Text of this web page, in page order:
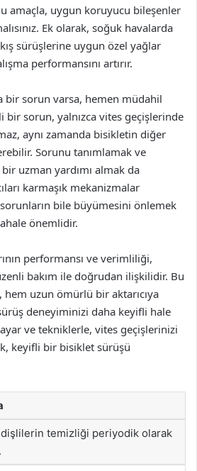
Bu amaçla, uygun koruyucu bileşenler
Ek olarak, soğuk havalarda
sürüşlerine uygun özel yağlar
performansını artırır.
bir sorun varsa, hemen müdahil
bir sorun, yalnızca vites geçişlerinde
aynı zamanda bisikletin diğer
Sorunu tanımlamak ve
uzman yardımı almak da
karmaşık mekanizmalar
bile büyümesini önlemek
önemlidir.
performansı ve verimliliği,
bakım ile doğrudan ilişkilidir. Bu
uzun ömürlü bir aktarıcıya
deneyiminizi daha keyifli hale
ve tekniklerle, vites geçişlerinizi
keyifli bir bisiklet sürüşü
temizliği periyodik olarak